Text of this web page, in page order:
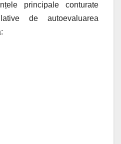
principale conturate
de autoevaluarea